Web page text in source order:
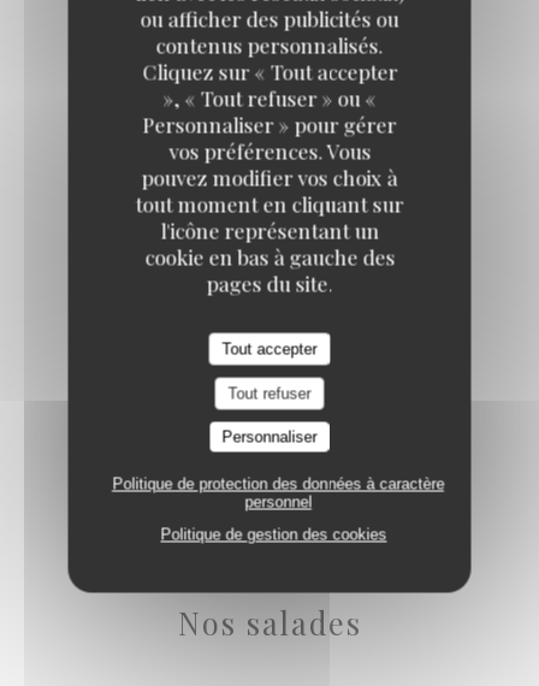
ou afficher des publicités ou
contenus personnalisés.
Cliquez sur « Tout accepter
», « Tout refuser » ou «
Personnaliser » pour gérer
vos préférences. Vous
pouvez modifier vos choix à
tout moment en cliquant sur
l'icône représentant un
cookie en bas à gauche des
pages du site.
Tout accepter
Tout refuser
Personnaliser
Politique de protection des données à caractère
personnel
Politique de gestion des cookies
sauce aux choix
25,50 EUR
+/- 450 gr
PAVÉ DE RUMSTEACK
sauce aux choix
18,00 EUR
+/- 180 gr
ENTRECÔ
sauce aux choix
23,00 EUR
+/- 300 gr
Nos salades
Loos'Taminet